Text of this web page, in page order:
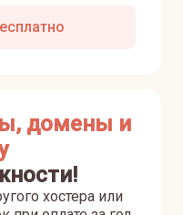
домены и
хостера или